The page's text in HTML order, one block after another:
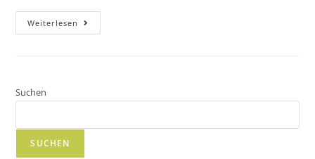
Weiterlesen
Suchen
SUCHEN